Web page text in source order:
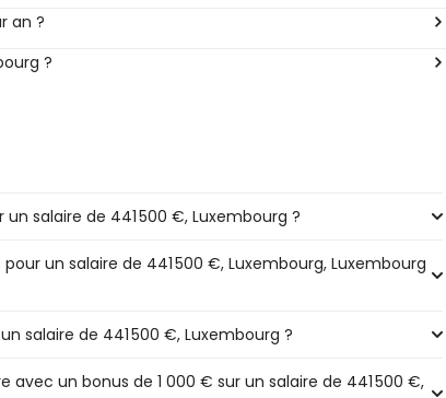
an ?
?
salaire de 441 500 €, Luxembourg ?
un salaire de 441 500 €, Luxembourg, Luxembourg
salaire de 441 500 €, Luxembourg ?
avec un bonus de 1 000 € sur un salaire de 441 500 €,